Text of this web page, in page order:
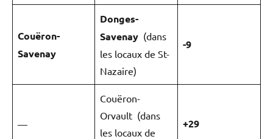
Couëron-
Savenay
Donges-
Savenay (dans
les locaux de St-
Nazaire)
-9
—
Couëron-
Orvault (dans
les locaux de
+29